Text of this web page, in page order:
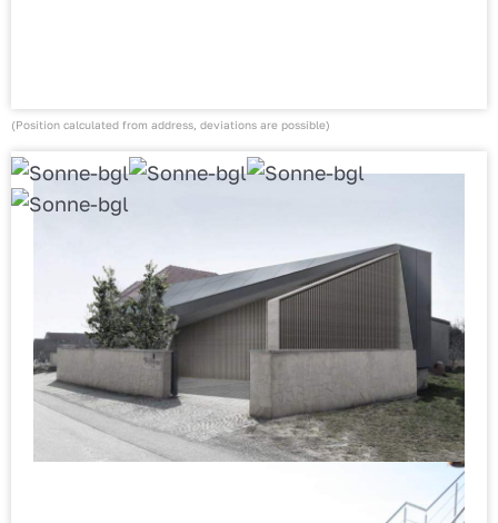
(Position calculated from address, deviations are possible)